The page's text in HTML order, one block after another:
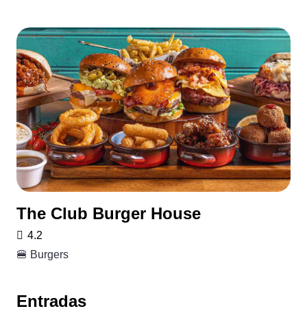
The Club Burger House
4.2
🍔 Burgers
Entradas